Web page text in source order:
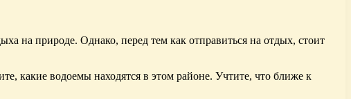
на природе. Однако, перед тем как отправиться на отдых, стоит
какие водоемы находятся в этом районе. Учтите, что ближе к